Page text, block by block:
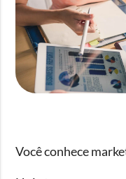
Você conhece